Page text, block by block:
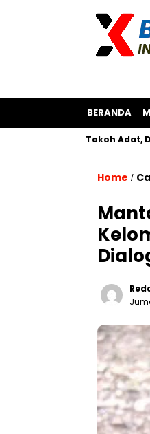
BERANDA
Bksda, Tokoh Adat, Dan
Home /